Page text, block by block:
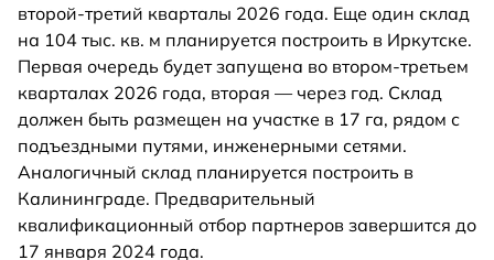
второй-третий кварталы 2026 года. Еще один склад
на 104 тыс. кв. м планируется построить в Иркутске.
Первая очередь будет запущена во втором-третьем
кварталах 2026 года, вторая — через год. Склад
должен быть размещен на участке в 17 га, рядом с
подъездными путями, инженерными сетями.
Аналогичный склад планируется построить в
Калининграде. Предварительный
квалификационный отбор партнеров завершится до
17 января 2024 года.